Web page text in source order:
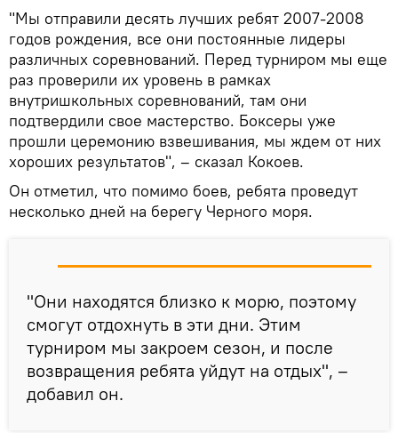
"Мы отправили десять лучших ребят 2007-2008
годов рождения, все они постоянные лидеры
различных соревнований. Перед турниром мы еще
раз проверили их уровень в рамках
внутришкольных соревнований, там они
подтвердили свое мастерство. Боксеры уже
прошли церемонию взвешивания, мы ждем от них
хороших результатов", – сказал Кокоев.
Он отметил, что помимо боев, ребята проведут
несколько дней на берегу Черного моря.
"Они находятся близко к морю, поэтому
смогут отдохнуть в эти дни. Этим
турниром мы закроем сезон, и после
возвращения ребята уйдут на отдых", –
добавил он.